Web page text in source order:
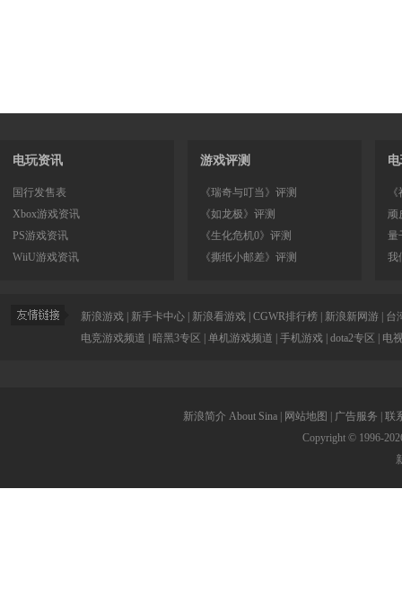
电玩资讯
国行发售表
Xbox游戏资讯
PS游戏资讯
WiiU游戏资讯
游戏评测
《瑞奇与叮当》评测
《如龙极》评测
《生化危机0》评测
《撕纸小邮差》评测
顽
量
我
新浪游戏 新手卡中心 新浪看游戏 CGWR排行榜 新浪新网游
台
电竞游戏频道
暗黑3专区 单机游戏频道 手机游戏 dota2专区 电
新浪简介 About Sina 网站地图 广告服务
联
Copyright © 1996-